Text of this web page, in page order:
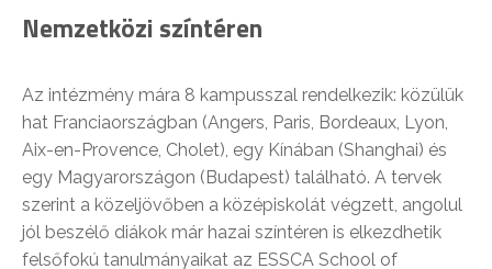
Nemzetközi színtéren
Az intézmény mára 8 kampusszal rendelkezik: közülük
hat Franciaországban (Angers, Paris, Bordeaux, Lyon,
Aix-en-Provence, Cholet), egy Kínában (Shanghai) és
egy Magyarországon (Budapest) található. A tervek
szerint a közeljövőben a középiskolát végzett, angolul
jól beszélő diákok már hazai színtéren is elkezdhetik
felsőfokú tanulmányaikat az ESSCA School of